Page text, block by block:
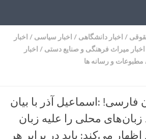
/ اخبار دانشگاهی / اخبار سیاسی / اخبار
اخبار میراث فرهنگی و صنایع دستی / اخبار
مطبوعات و رسانه ها
:اسماعیل آذر با بیان
محلی را علیه زبان
می‌کند: باید در برابر هر